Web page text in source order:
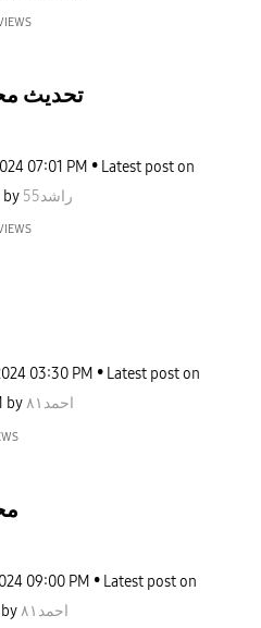
تحديث
07:01 PM
Latest post on
by راشد55
03:30 PM
Latest post on
by احمد٨١
09:00 PM
Latest post on
by احمد٨١